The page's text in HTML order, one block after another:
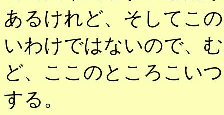
あるけれど、そしてこ
いわけではないので、
ど、ここのところこい
する。